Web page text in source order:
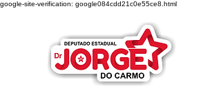
google-site-verification: google084cdd21c0e55ce8.html